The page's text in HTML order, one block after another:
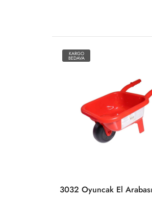
KARGO
BEDAVA
3032 Oyuncak El